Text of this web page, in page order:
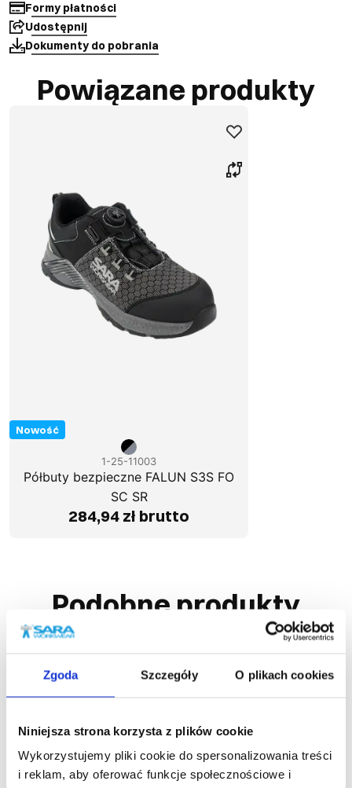
Zgoda Szczegóły O plikach cookies
Niniejsza strona korzysta z plików cookie
Wykorzystujemy pliki cookie do spersonalizowania treści
i reklam, aby oferować funkcje społecznościowe i
Formy płatności
Udostępnij
Dokumenty do pobrania
Powiązane produkty
Nowość
1-25-11003
Półbuty bezpieczne FALUN S3S FO
SC SR
284,94 zł brutto
Podobne produkty